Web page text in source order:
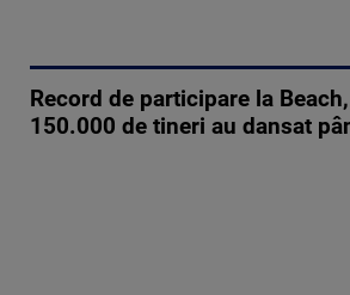
Record de participare la
150.000 de tineri au dansat